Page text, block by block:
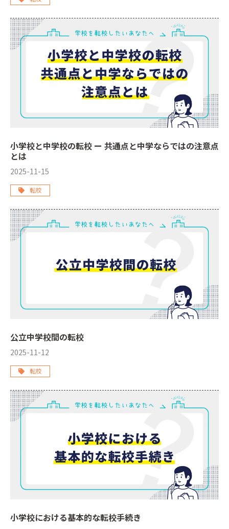
小学校と中学校の転校 ー 共通点と中学ならではの注意点
とは
2025-11-15
転校
公立中学校間の転校
2025-11-12
転校
小学校における基本的な転校手続き